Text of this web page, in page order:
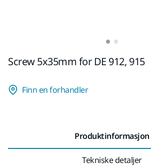
Screw 5x35mm for DE 912, 915
Finn en forhandler
Produktinformasjon
Tekniske detaljer